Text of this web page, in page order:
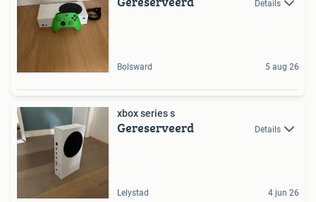
Details
Bolsward 5 aug 26
xbox series s
Gereserveerd Details
Lelystad 4 jun 26